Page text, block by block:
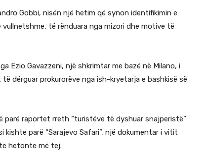
Gobbi, nisën një hetim që synon identifikimin e
të rënduara nga mizori dhe motive të
Ezio Gavazzeni, një shkrimtar me bazë në Milano, i
dërguar prokurorëve nga ish-kryetarja e bashkisë së
parë raportet rreth “turistëve të dyshuar snajperistë”
parë “Sarajevo Safari”, një dokumentar i vitit
hetonte më tej.